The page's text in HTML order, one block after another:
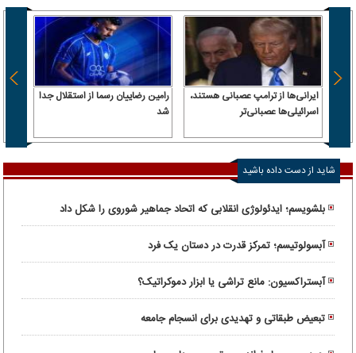
ایرانی‌ها از ترامپ عصبانی هستند،
اسرائیلی‌ها عصبانی‌تر
رامین رضاییان رسما از استقلال جدا
شد
شاید از دست داده باشید
بلشویسم؛ ایدئولوژی انقلابی که اتحاد جماهیر شوروی را شکل داد
آبسولوتیسم؛ تمرکز قدرت در دستان یک فرد
آبستراکسیون: مانع تراشی یا ابزار دموکراتیک؟
تبعیض طبقاتی و تهدیدی برای انسجام جامعه